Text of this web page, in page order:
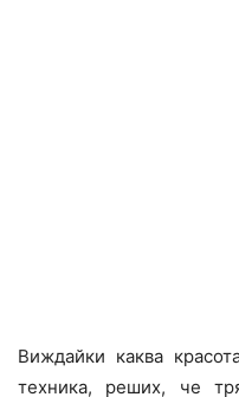
Виждайки каква
техника, реших, че